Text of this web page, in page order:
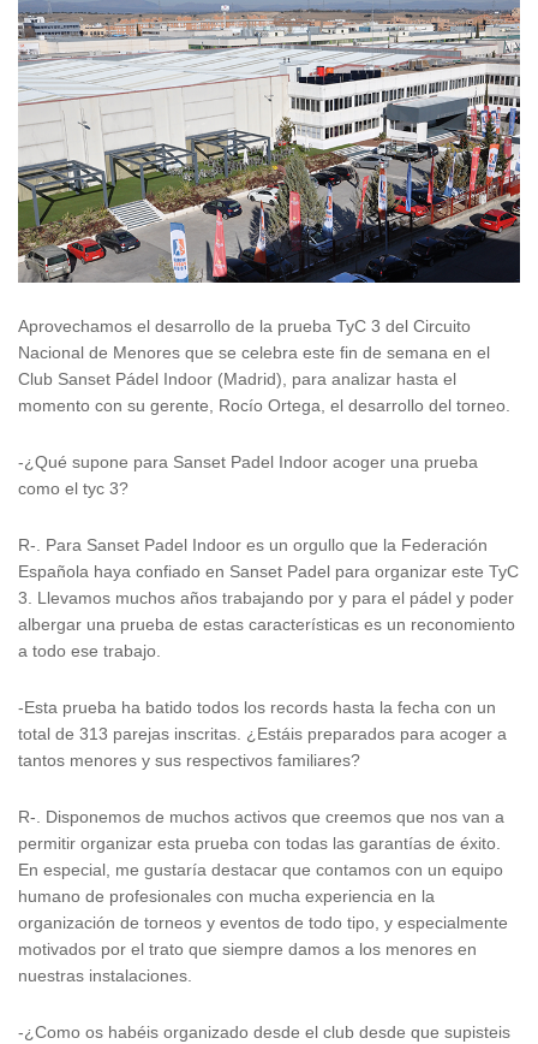
Aprovechamos el desarrollo de la prueba TyC 3 del Circuito
Nacional de Menores que se celebra este fin de semana en el
Club Sanset Pádel Indoor (Madrid), para analizar hasta el
momento con su gerente, Rocío Ortega, el desarrollo del torneo.
-¿Qué supone para Sanset Padel Indoor acoger una prueba
como el tyc 3?
R-. Para Sanset Padel Indoor es un orgullo que la Federación
Española haya confiado en Sanset Padel para organizar este TyC
3. Llevamos muchos años trabajando por y para el pádel y poder
albergar una prueba de estas características es un reconomiento
a todo ese trabajo.
-Esta prueba ha batido todos los records hasta la fecha con un
total de 313 parejas inscritas. ¿Estáis preparados para acoger a
tantos menores y sus respectivos familiares?
R-. Disponemos de muchos activos que creemos que nos van a
permitir organizar esta prueba con todas las garantías de éxito.
En especial, me gustaría destacar que contamos con un equipo
humano de profesionales con mucha experiencia en la
organización de torneos y eventos de todo tipo, y especialmente
motivados por el trato que siempre damos a los menores en
nuestras instalaciones.
-¿Como os habéis organizado desde el club desde que supisteis